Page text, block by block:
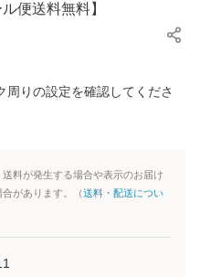
便送料無料】
周りの設定を確認してくださ
料が発生する場合や表示のお届け
があります。（送料・配送につい